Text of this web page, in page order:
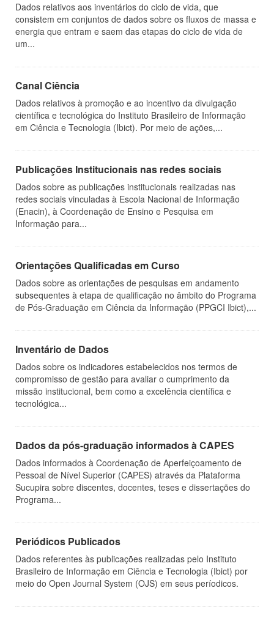
Dados relativos aos inventários do ciclo de vida, que
consistem em conjuntos de dados sobre os fluxos de massa e
energia que entram e saem das etapas do ciclo de vida de
um...
Canal Ciência
Dados relativos à promoção e ao incentivo da divulgação
científica e tecnológica do Instituto Brasileiro de Informação
em Ciência e Tecnologia (Ibict). Por meio de ações,...
Publicações Institucionais nas redes sociais
Dados sobre as publicações institucionais realizadas nas
redes sociais vinculadas à Escola Nacional de Informação
(Enacin), à Coordenação de Ensino e Pesquisa em
Informação para...
Orientações Qualificadas em Curso
Dados sobre as orientações de pesquisas em andamento
subsequentes à etapa de qualificação no âmbito do Programa
de Pós-Graduação em Ciência da Informação (PPGCI Ibict),...
Inventário de Dados
Dados sobre os indicadores estabelecidos nos termos de
compromisso de gestão para avaliar o cumprimento da
missão institucional, bem como a excelência científica e
tecnológica...
Dados da pós-graduação informados à CAPES
Dados informados à Coordenação de Aperfeiçoamento de
Pessoal de Nível Superior (CAPES) através da Plataforma
Sucupira sobre discentes, docentes, teses e dissertações do
Programa...
Periódicos Publicados
Dados referentes às publicações realizadas pelo Instituto
Brasileiro de Informação em Ciência e Tecnologia (Ibict) por
meio do Open Journal System (OJS) em seus períodicos.